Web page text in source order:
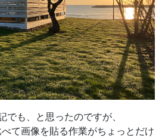
でも、と思ったのですが、
て画像を貼る作業がちょっとだけ